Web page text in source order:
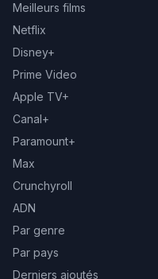
Meilleurs films
Netflix
Disney+
Prime Video
Apple TV+
Canal+
Paramount+
Max
Crunchyroll
ADN
Par genre
Par pays
Derniers ajoutés